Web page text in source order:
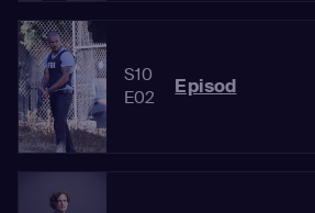
S10
E02
Episod